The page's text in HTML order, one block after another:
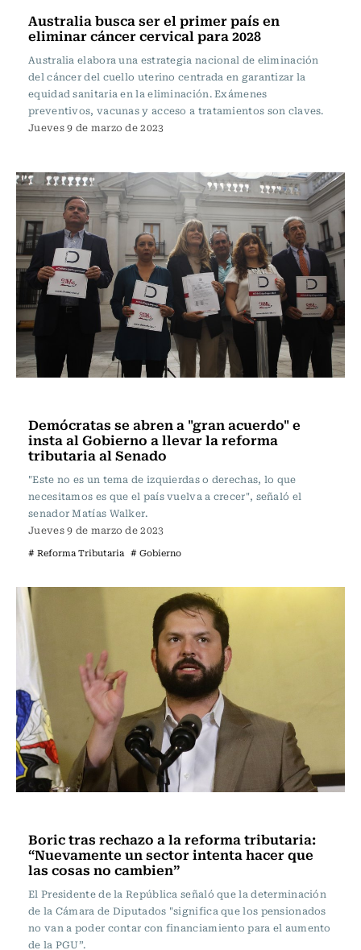
Australia busca ser el primer país en
eliminar cáncer cervical para 2028
Australia elabora una estrategia nacional de eliminación
del cáncer del cuello uterino centrada en garantizar la
equidad sanitaria en la eliminación. Exámenes
preventivos, vacunas y acceso a tratamientos son claves.
Jueves 9 de marzo de 2023
Demócratas se abren a "gran acuerdo" e
insta al Gobierno a llevar la reforma
tributaria al Senado
"Este no es un tema de izquierdas o derechas, lo que
necesitamos es que el país vuelva a crecer", señaló el
senador Matías Walker.
Jueves 9 de marzo de 2023
# Reforma Tributaria # Gobierno
Boric tras rechazo a la reforma tributaria:
“Nuevamente un sector intenta hacer que
las cosas no cambien”
El Presidente de la República señaló que la determinación
de la Cámara de Diputados "significa que los pensionados
no van a poder contar con financiamiento para el aumento
de la PGU”.